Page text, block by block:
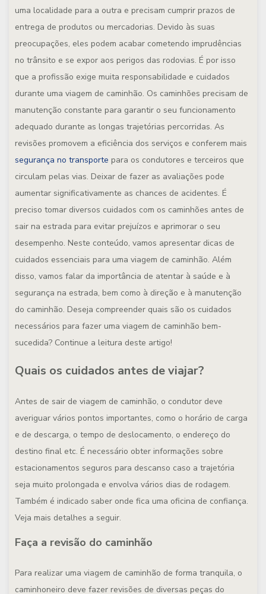
uma localidade para a outra e precisam cumprir prazos de
entrega de produtos ou mercadorias. Devido às suas
preocupações, eles podem acabar cometendo imprudências
no trânsito e se expor aos perigos das rodovias. É por isso
que a profissão exige muita responsabilidade e cuidados
durante uma viagem de caminhão. Os caminhões precisam de
manutenção constante para garantir o seu funcionamento
adequado durante as longas trajetórias percorridas. As
revisões promovem a eficiência dos serviços e conferem mais
segurança no transporte para os condutores e terceiros que
circulam pelas vias. Deixar de fazer as avaliações pode
aumentar significativamente as chances de acidentes. É
preciso tomar diversos cuidados com os caminhões antes de
sair na estrada para evitar prejuízos e aprimorar o seu
desempenho. Neste conteúdo, vamos apresentar dicas de
cuidados essenciais para uma viagem de caminhão. Além
disso, vamos falar da importância de atentar à saúde e à
segurança na estrada, bem como à direção e à manutenção
do caminhão. Deseja compreender quais são os cuidados
necessários para fazer uma viagem de caminhão bem-
sucedida? Continue a leitura deste artigo!
Quais os cuidados antes de viajar?
Antes de sair de viagem de caminhão, o condutor deve
averiguar vários pontos importantes, como o horário de carga
e de descarga, o tempo de deslocamento, o endereço do
destino final etc. É necessário obter informações sobre
estacionamentos seguros para descanso caso a trajetória
seja muito prolongada e envolva vários dias de rodagem.
Também é indicado saber onde fica uma oficina de confiança.
Veja mais detalhes a seguir.
Faça a revisão do caminhão
Para realizar uma viagem de caminhão de forma tranquila, o
caminhoneiro deve fazer revisões de diversas peças do